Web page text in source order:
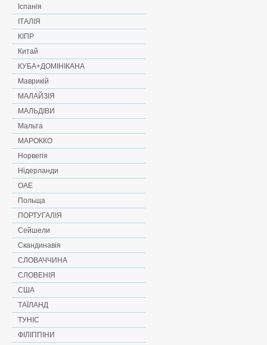
Іспанія
ІТАЛІЯ
КІПР
Китай
КУБА+ДОМІНІКАНА
Маврикій
МАЛАЙЗІЯ
МАЛЬДІВИ
Мальта
МАРОККО
Норвегія
Нідерланди
ОАЕ
Польща
ПОРТУГАЛІЯ
Сейшели
Скандинавія
СЛОВАЧЧИНА
СЛОВЕНІЯ
США
ТАЇЛАНД
ТУНІС
ФІЛІППІНИ